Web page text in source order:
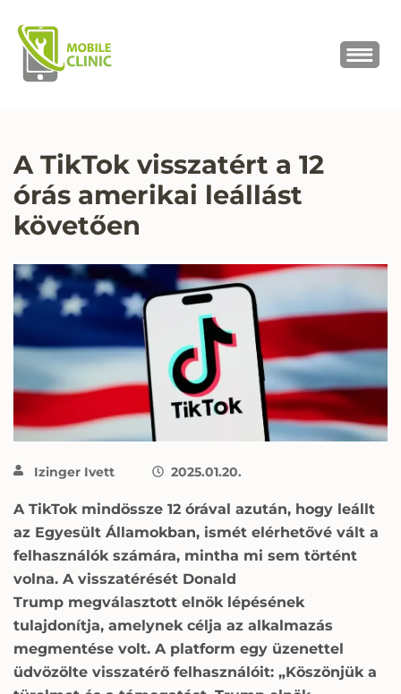
A TikTok visszatért a 12
órás amerikai leállást
követően
Izinger Ivett 2025.01.20.
A TikTok mindössze 12 órával azután, hogy leállt
az Egyesült Államokban, ismét elérhetővé vált a
felhasználók számára, mintha mi sem történt
volna. A visszatérését Donald
Trump megválasztott elnök lépésének
tulajdonítja, amelynek célja az alkalmazás
megmentése volt. A platform egy üzenettel
üdvözölte visszatérő felhasználóit: „Köszönjük a